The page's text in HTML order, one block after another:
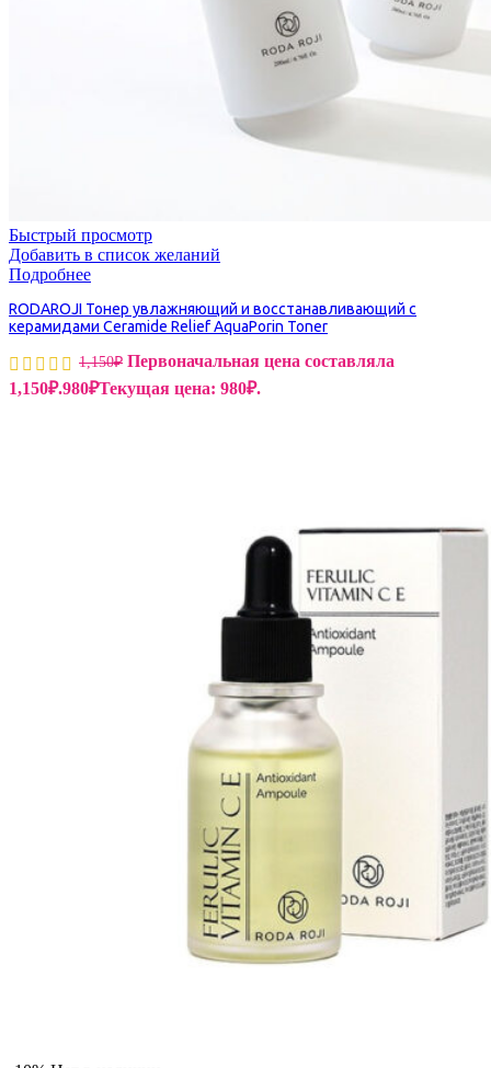
Быстрый просмотр
Добавить в список желаний
Подробнее
RODAROJI Тонер увлажняющий и восстанавливающий с
керамидами Ceramide Relief AquaPorin Toner
1,150₽ Первоначальная цена составляла
1,150₽.980₽Текущая цена: 980₽.